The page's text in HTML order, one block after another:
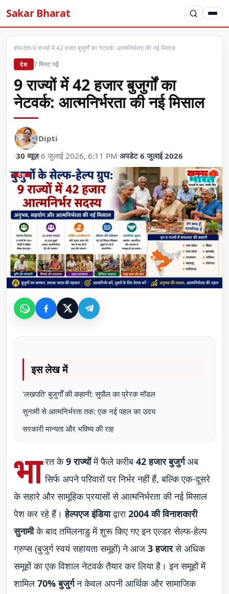
Sakar Bharat
होम›देश›9 राज्यों में 42 हजार बुजुर्गों का नेटवर्क: आत्मनिर्भरता की नई मिसाल
देश 7 मिनट पढ़ें
9 राज्यों में 42 हजार बुजुर्गों का
नेटवर्क: आत्मनिर्भरता की नई मिसाल
Dipti
·30 व्यूज़·6 जुलाई 2026, 6:11 PM·अपडेट 6 जुलाई 2026
देश
इस लेख में
'लखपति' बुजुर्गों की कहानी: सुपौल का प्रेरक मॉडल
सुनामी से आत्मनिर्भरता तक: एक नई पहल का उदय
सरकारी मान्यता और भविष्य की राह
भा रत के9 राज्योंमें फैले करीब42 हजार बुजुर्गअब
सिर्फ अपने परिवारों पर निर्भर नहीं हैं, बल्कि एक-दूसरे
के सहारे और सामूहिक प्रयासों से आत्मनिर्भरता की नई मिसाल
पेश कर रहे हैं।हेल्पएज इंडियाद्वारा2004 की विनाशकारी
सुनामीके बाद तमिलनाडु में शुरू किए गए इन एल्डर सेल्फ-हेल्प
ग्रुप्स (बुजुर्ग स्वयं सहायता समूहों) ने आज 3 हजारसे अधिक
समूहों का एक विशाल नेटवर्क तैयार कर लिया है। इन समूहों में
शामिल 70% बुजुर्गन केवल अपनी आर्थिक और सामाजिक